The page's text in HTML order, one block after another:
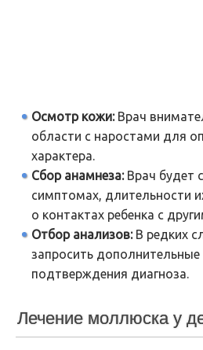
Осмотр кожи:Врач
области с наростами для
характера.
Сбор анамнеза:Врач будет
симптомах, длительности
о контактах ребенка с
Отбор анализов:В редких
запросить
подтверждения диагноза.
Лечение моллюска у